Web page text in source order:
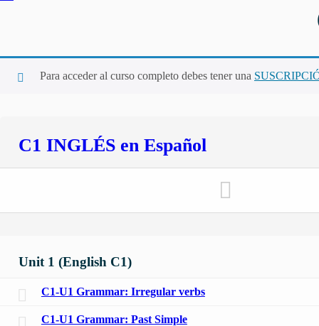
Para acceder al curso completo debes tener una
C1 INGLÉS en Español
Unit 1 (English C1)
C1-U1 Grammar: Irregular verbs
C1-U1 Grammar: Past Simple